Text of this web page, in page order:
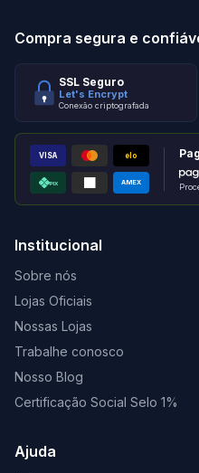
Compra segura e
SSL Seguro
Let's Encrypt
Conexão criptografada
VISA elo
PIX AMEX
Institucional
Sobre nós
Lojas Oficiais
Nossas Lojas
Trabalhe conosco
Nosso Blog
Certificação Social Selo 1%
Ajuda